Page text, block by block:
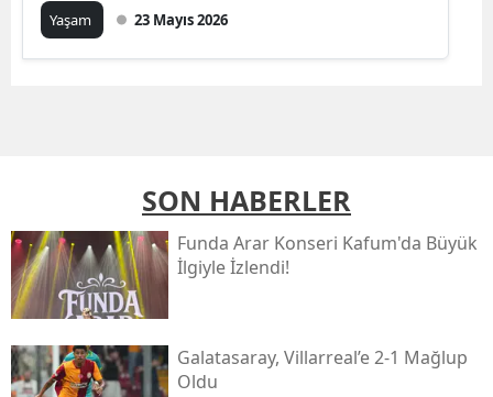
Yaşam 23 Mayıs 2026
SON HABERLER
Funda Arar Konseri Kafum'da Büyük
İlgiyle İzlendi!
Galatasaray, Villarreal’e 2-1 Mağlup
Oldu